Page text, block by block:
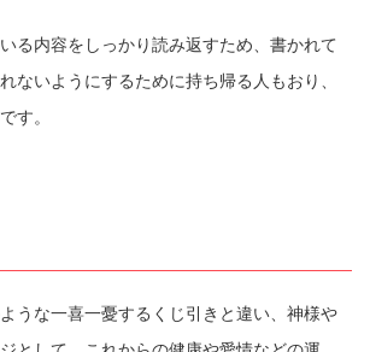
る内容をしっかり読み返すため、書かれて
ないようにするために持ち帰る人もおり、
す。
うな一喜一憂するくじ引きと違い、神様や